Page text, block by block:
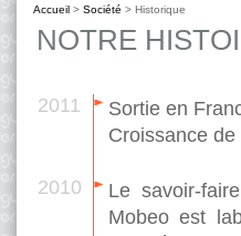
Accueil > Société > Historique
NOTRE
2011 Sortie en
Croissance
2010
Le savoir-
Mobeo est